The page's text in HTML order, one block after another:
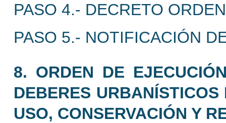
PASO 4.- DECRETO
PASO 5.- NOTIFICACIÓN
8. ORDEN DE
DEBERES
USO, CONSERVACIÓN Y